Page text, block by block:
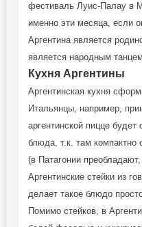
фестиваль Луис-Палау в
именно эти месяца, если
Аргентина является
является народным
Кухня Аргентины
Аргентинская кухня
Итальянцы, например,
аргентинской пицце
блюда, т.к. там
(в Патагонии
Аргентинские стейки из
делает такое блюдо
Помимо стейков, в